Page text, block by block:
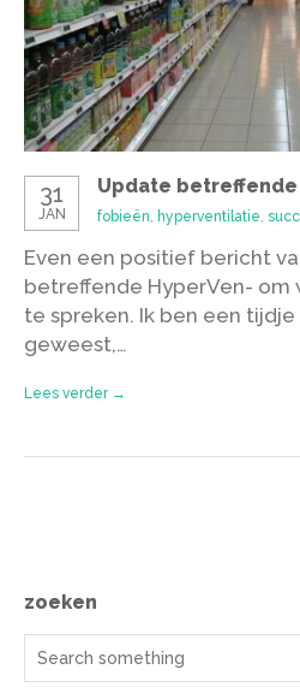
31
JAN
Update betreffende
fobieën, hyperventilatie,
Even een positief bericht
betreffende HyperVen- om
te spreken. Ik ben een
geweest,…
Lees verder →
zoeken